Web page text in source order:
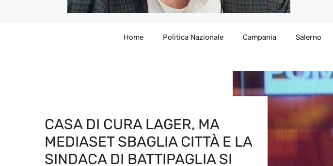
Home Politica Nazionale Campania Salerno
CASA DI CURA LAGER, MA
MEDIASET SBAGLIA CITTÀ E LA
SINDACA DI BATTIPAGLIA SI